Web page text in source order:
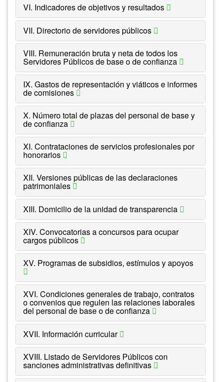
VI. Indicadores de objetivos y resultados
VII. Directorio de servidores públicos
VIII. Remuneración bruta y neta de todos los
Servidores Públicos de base o de confianza
IX. Gastos de representación y viáticos e informes
de comisiones
X. Número total de plazas del personal de base y
de confianza
XI. Contrataciones de servicios profesionales por
honorarios
XII. Versiones públicas de las declaraciones
patrimoniales
XIII. Domicilio de la unidad de transparencia
XIV. Convocatorias a concursos para ocupar
cargos públicos
XV. Programas de subsidios, estímulos y apoyos
XVI. Condiciones generales de trabajo, contratos
o convenios que regulen las relaciones laborales
del personal de base o de confianza
XVII. Información curricular
XVIII. Listado de Servidores Públicos con
sanciones administrativas definitivas